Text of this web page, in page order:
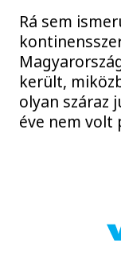
Rá sem
került,
olyan száraz
éve nem volt